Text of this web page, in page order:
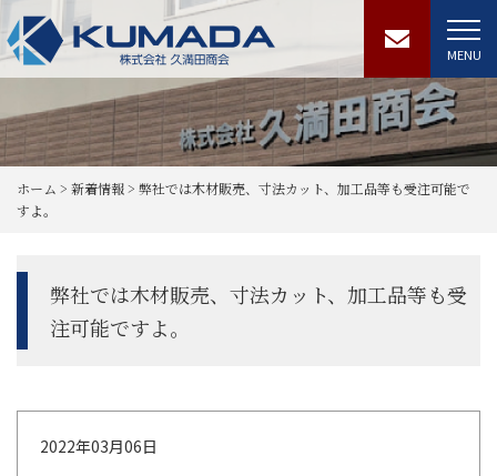
MENU
ホーム > 新着情報> 弊社では木材販売、寸法カット、加工品等も受注可能で
すよ。
弊社では木材販売、寸法カット、加工品等も受
注可能ですよ。
2022年03月06日